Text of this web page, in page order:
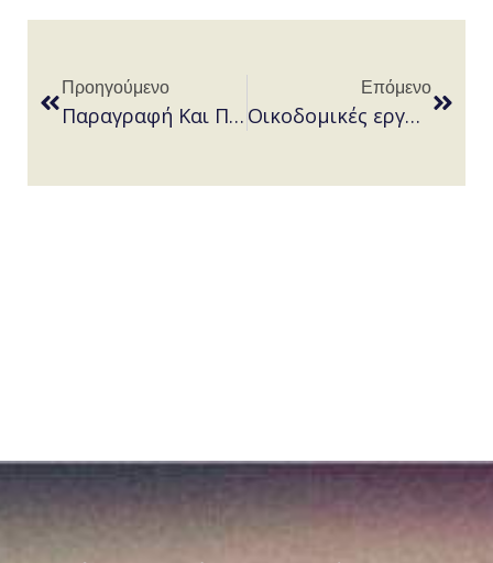
Προηγούμενο
Παραγραφή Και Παύση Ποινικής Δίωξης.
Επόμενο
Oικοδομικές εργασίες χωρίς την έκδοση οικοδομικής αδείας